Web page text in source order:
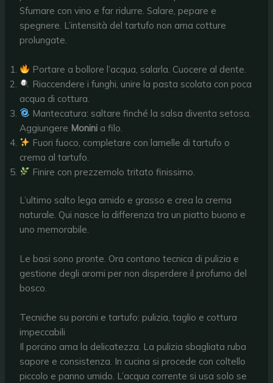
Sfumare con vino e far ridurre. Salare, pepare e
spegnere. L’intensità del tartufo non ama cotture
prolungate.
Portare a bollore l’acqua, salarla. Cuocere al dente.
Riaccendere i funghi, unire la pasta scolata con poca
acqua di cottura.
Mantecatura: saltare finché la salsa diventa setosa.
Aggiungere Monini a filo.
Fuori fuoco, completare con lamelle di tartufo o
crema al tartufo.
Finire con prezzemolo tritato finissimo.
L’ultimo salto lega amido e grasso e crea la crema
naturale. Qui nasce la differenza tra un piatto buono e
uno memorabile.
Le basi sono pronte. Ora contano tecnica di pulizia e
gestione degli aromi per non disperdere il profumo del
bosco.
Tecniche su porcini e tartufo: pulizia, taglio e cottura
impeccabili
Il porcino ama la delicatezza. La pulizia sbagliata ruba
sapore e consistenza. In cucina si procede con coltello
piccolo e panno umido. L’acqua corrente si usa solo se